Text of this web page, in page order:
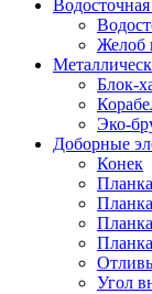
Желоб
Блок-
Эко-
Доборные
Конек
Угол